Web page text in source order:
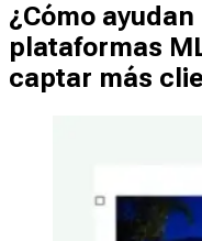
¿Cómo
plataformas
captar más